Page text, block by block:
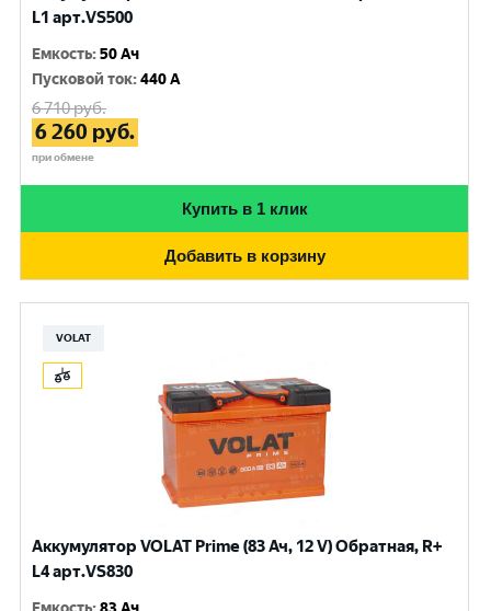
L1 арт.VS500
Емкость:50 Ач
Пусковой ток:440 A
6 710руб.
6 260 руб.
при обмене
Купить в 1 клик
Добавить в корзину
VOLAT
Аккумулятор VOLAT Prime (83 Ач, 12 V) Обратная, R+
L4 арт.VS830